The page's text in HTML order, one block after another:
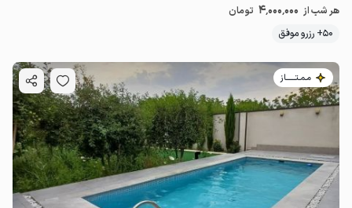
4.6میلیون ت 4.8
هر شب از 4٬000٬000 تومان
50+ رزرو موفق
مـمـتــــــاز